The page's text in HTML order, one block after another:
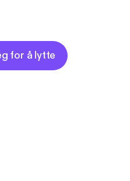
for å lytte